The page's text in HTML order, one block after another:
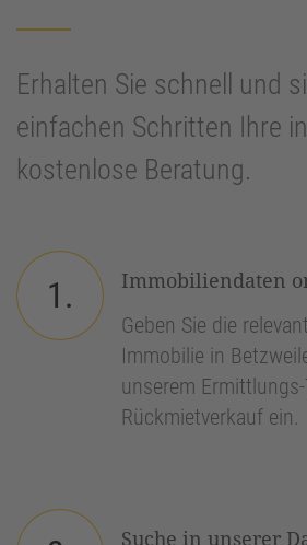
Erhalten Sie schnell und
einfachen Schritten Ihre
kostenlose Beratung.
1.
Immobiliendaten
Geben Sie die
Immobilie in
unserem
Rückmietverkauf ein.
Suche in unserer